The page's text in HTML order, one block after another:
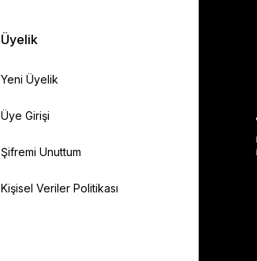
Üyelik
Yeni Üyelik
Üye Girişi
Şifremi Unuttum
Kişisel Veriler Politikası